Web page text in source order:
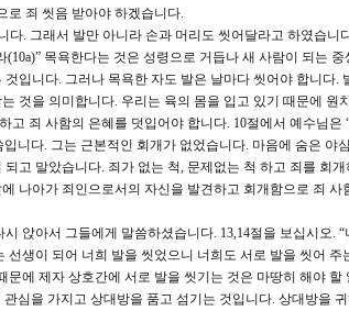
로 죄 씻음 받아야 하겠습니다.
다. 그래서 발만 아니라 손과 머리도 씻어달라고 하였습니
목욕한다는 것은 성령으로 거듭나 새 사람이 되는
입니다. 그러나 목욕한 자도 발은 날마다 씻어야 합니다.
것을 의미합니다. 우리는 육의 몸을 입고 있기 때문에 원
고 죄 사함의 은혜를 덧입어야 합니다. 10절에서 예수님은
니다. 그는 근본적인 회개가 없었습니다. 마음에 숨은 야
고 말았습니다. 죄가 없는 척, 문제없는 척 하고 죄를 회
나아가 죄인으로서의 자신을 발견하고 회개함으로 죄 사
앉아서 그들에게 말씀하셨습니다. 13,14절을 보십시오.
생이 되어 너희 발을 씻었으니 너희도 서로 발을 씻어 주
에 제자 상호간에 서로 발을 씻기는 것은 마땅히 해야 할
심을 가지고 상대방을 품고 섬기는 것입니다. 상대방을